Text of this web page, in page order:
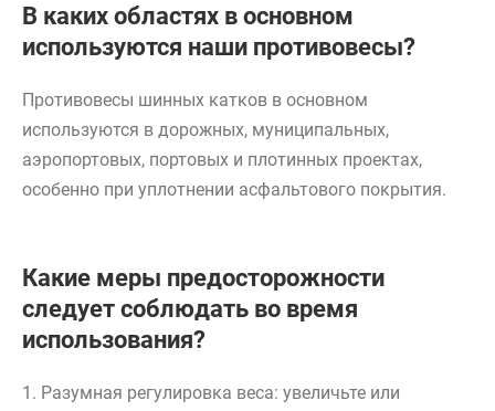
В каких областях в основном
используются наши противовесы?
Противовесы шинных катков в основном
используются в дорожных, муниципальных,
аэропортовых, портовых и плотинных проектах,
особенно при уплотнении асфальтового покрытия.
Какие меры предосторожности
следует соблюдать во время
использования?
1. Разумная регулировка веса: увеличьте или